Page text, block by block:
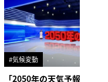
#気候変動
「2050年の天気予報 Ver.2